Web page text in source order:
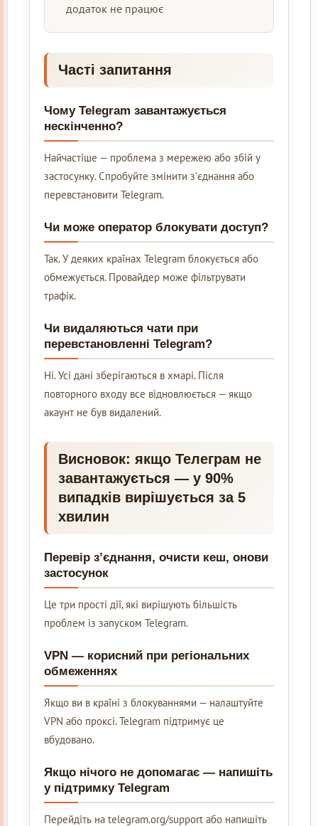
додаток не працює
Часті запитання
Чому Telegram завантажується
нескінченно?
Найчастіше — проблема з мережею або збій у
застосунку. Спробуйте змінити з’єднання або
перевстановити Telegram.
Чи може оператор блокувати доступ?
Так. У деяких країнах Telegram блокується або
обмежується. Провайдер може фільтрувати
трафік.
Чи видаляються чати при
перевстановленні Telegram?
Ні. Усі дані зберігаються в хмарі. Після
повторного входу все відновлюється — якщо
акаунт не був видалений.
Висновок: якщо Телеграм не
завантажується — у 90%
випадків вирішується за 5
хвилин
Перевір з’єднання, очисти кеш, онови
застосунок
Це три прості дії, які вирішують більшість
проблем із запуском Telegram.
VPN — корисний при регіональних
обмеженнях
Якщо ви в країні з блокуваннями — налаштуйте
VPN або проксі. Telegram підтримує це
вбудовано.
Якщо нічого не допомагає — напишіть
у підтримку Telegram
Перейдіть на telegram.org/support або напишіть